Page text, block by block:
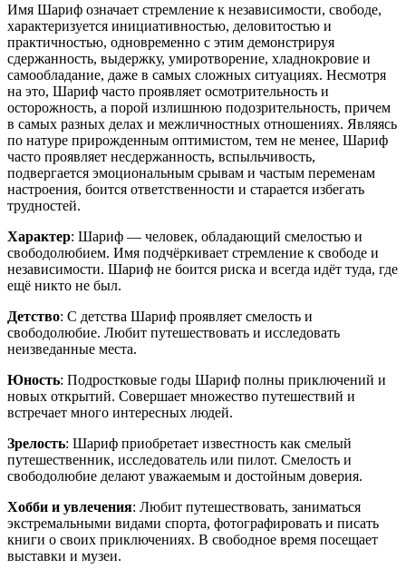
Имя Шариф означает стремление к независимости, свободе,
характеризуется инициативностью, деловитостью и
практичностью, одновременно с этим демонстрируя
сдержанность, выдержку, умиротворение, хладнокровие и
самообладание, даже в самых сложных ситуациях. Несмотря
на это, Шариф часто проявляет осмотрительность и
осторожность, а порой излишнюю подозрительность, причем
в самых разных делах и межличностных отношениях. Являясь
по натуре прирожденным оптимистом, тем не менее, Шариф
часто проявляет несдержанность, вспыльчивость,
подвергается эмоциональным срывам и частым переменам
настроения, боится ответственности и старается избегать
трудностей.
Характер: Шариф — человек, обладающий смелостью и
свободолюбием. Имя подчёркивает стремление к свободе и
независимости. Шариф не боится риска и всегда идёт туда, где
ещё никто не был.
Детство: С детства Шариф проявляет смелость и
свободолюбие. Любит путешествовать и исследовать
неизведанные места.
Юность: Подростковые годы Шариф полны приключений и
новых открытий. Совершает множество путешествий и
встречает много интересных людей.
Зрелость: Шариф приобретает известность как смелый
путешественник, исследователь или пилот. Смелость и
свободолюбие делают уважаемым и достойным доверия.
Хобби и увлечения: Любит путешествовать, заниматься
экстремальными видами спорта, фотографировать и писать
книги о своих приключениях. В свободное время посещает
выставки и музеи.